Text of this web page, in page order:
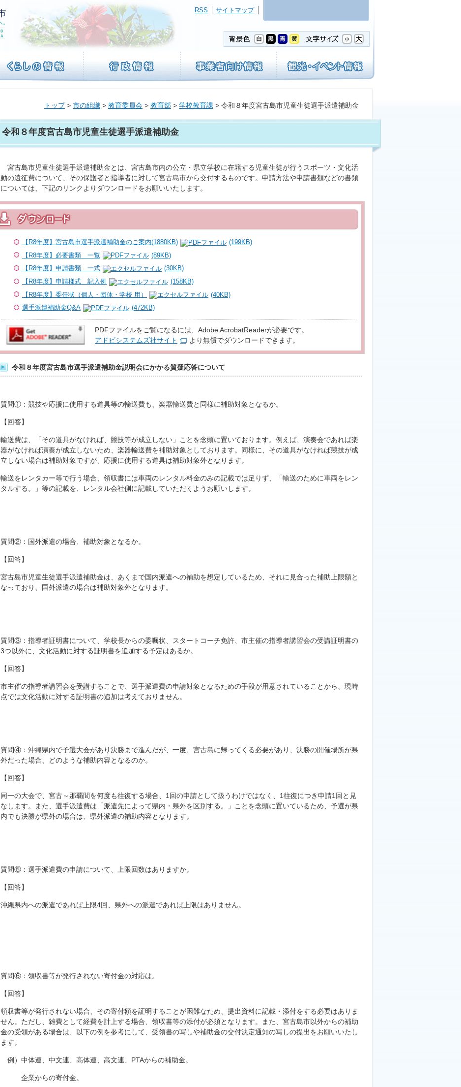
サイトマップ
RSS
トップ> 市の組織 > 教育委員会 > 教育部 > 学校教育課 > 令和８年度宮古島市児童生徒選手派遣補助金
令和８年度宮古島市児童生徒選手派遣補助金
宮古島市児童生徒選手派遣補助金とは、宮古島市内の公立・県立学校に在籍する児童生徒が行うスポーツ・文化活
動の遠征費について、その保護者と指導者に対して宮古島市から交付するものです。申請方法や申請書類などの書類
については、下記のリンクよりダウンロードをお願いいたします。
【R8年度】宮古島市選手派遣補助金のご案内(1880KB)
(199KB)
【R8年度】必要書類 一覧
(89KB)
【R8年度】申請書類 一式
(30KB)
【R8年度】申請様式 記入例
(158KB)
【R8年度】委任状（個人・団体・学校 用）
(40KB)
選手派遣補助金Q&A
(472KB)
PDFファイルをご覧になるには、Adobe AcrobatReaderが必要です。
アドビシステムズ社サイト
より無償でダウンロードできます。
令和８年度宮古島市選手派遣補助金説明会にかかる質疑応答について
質問①：競技や応援に使用する道具等の輸送費も、楽器輸送費と同様に補助対象となるか。
【回答】
輸送費は、「その道具がなければ、競技等が成立しない」ことを念頭に置いております。例えば、演奏会であれば楽
器がなければ演奏が成立しないため、楽器輸送費を補助対象としております。同様に、その道具がなければ競技が成
立しない場合は補助対象ですが、応援に使用する道具は補助対象外となります。
輸送をレンタカー等で行う場合、領収書には車両のレンタル料金のみの記載では足りず、「輸送のために車両をレン
タルする。」等の記載を、レンタル会社側に記載していただくようお願いします。
質問②：国外派遣の場合、補助対象となるか。
【回答】
宮古島市児童生徒選手派遣補助金は、あくまで国内派遣への補助を想定しているため、それに見合った補助上限額と
なっており、国外派遣の場合は補助対象外となります。
質問③：指導者証明書について、学校長からの委嘱状、スタートコーチ免許、市主催の指導者講習会の受講証明書の
3つ以外に、文化活動に対する証明書を追加する予定はあるか。
【回答】
市主催の指導者講習会を受講することで、選手派遣費の申請対象となるための手段が用意されていることから、現時
点では文化活動に対する証明書の追加は考えておりません。
質問④：沖縄県内で予選大会があり決勝まで進んだが、一度、宮古島に帰ってくる必要があり、決勝の開催場所が県
外だった場合、どのような補助内容となるのか。
【回答】
同一の大会で、宮古～那覇間を何度も往復する場合、1回の申請として扱うわけではなく、1往復につき申請1回と見
なします。また、選手派遣費は「派遣先によって県内・県外を区別する。」ことを念頭に置いているため、予選が県
内でも決勝が県外の場合は、県外派遣の補助内容となります。
質問⑤：選手派遣費の申請について、上限回数はありますか。
【回答】
沖縄県内への派遣であれば上限4回、県外への派遣であれば上限はありません。
質問⑥：領収書等が発行されない寄付金の対応は。
【回答】
領収書等が発行されない場合、その寄付額を証明することが困難なため、提出資料に記載・添付をする必要はありま
せん。ただし、雑費として経費を計上する場合、領収書等の添付が必須となります。また、宮古島市以外からの補助
金の受領がある場合は、以下の例を参考にして、受領書の写しや補助金の交付決定通知の写しの提出をお願いいたし
ます。
例）中体連、中文連、高体連、高文連、PTAからの補助金。
企業からの寄付金。